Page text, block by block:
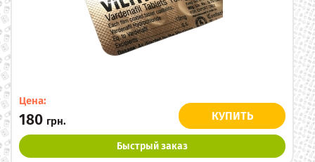
Цена:
180 грн. КУПИТЬ
Быстрый заказ